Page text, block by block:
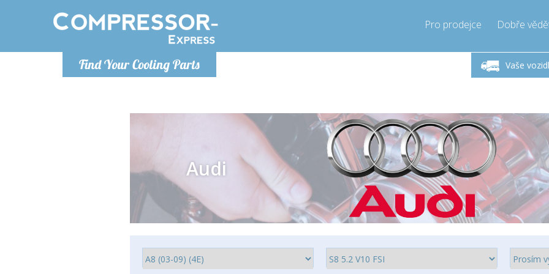
Find Your Cooling Parts
Pro prodejce Dobře
Vaše
Pondělí-Pátek 9-17h
Zavolejte teď!
+421905357897
Audi